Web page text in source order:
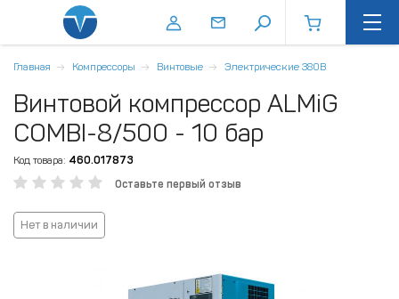
Главная Компрессоры Винтовые Электрические 380В
Винтовой компрессор ALMiG
COMBI-8/500 - 10 бар
Код товара: 460.017873
Оставьте первый отзыв
Нет в наличии